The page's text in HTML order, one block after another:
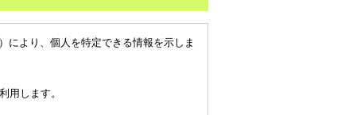
により、個人を特定できる情報を示しま
用します。